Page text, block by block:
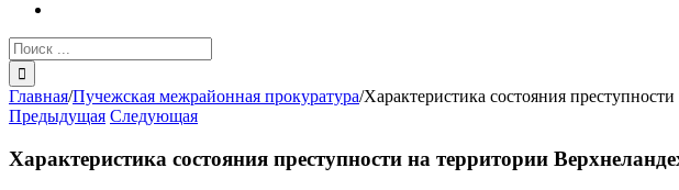
Результат
поиска:
Главная/Пучежская межрайонная прокуратура/Характеристика состояния
Предыдущая Следующая
Характеристика состояния преступности на территории